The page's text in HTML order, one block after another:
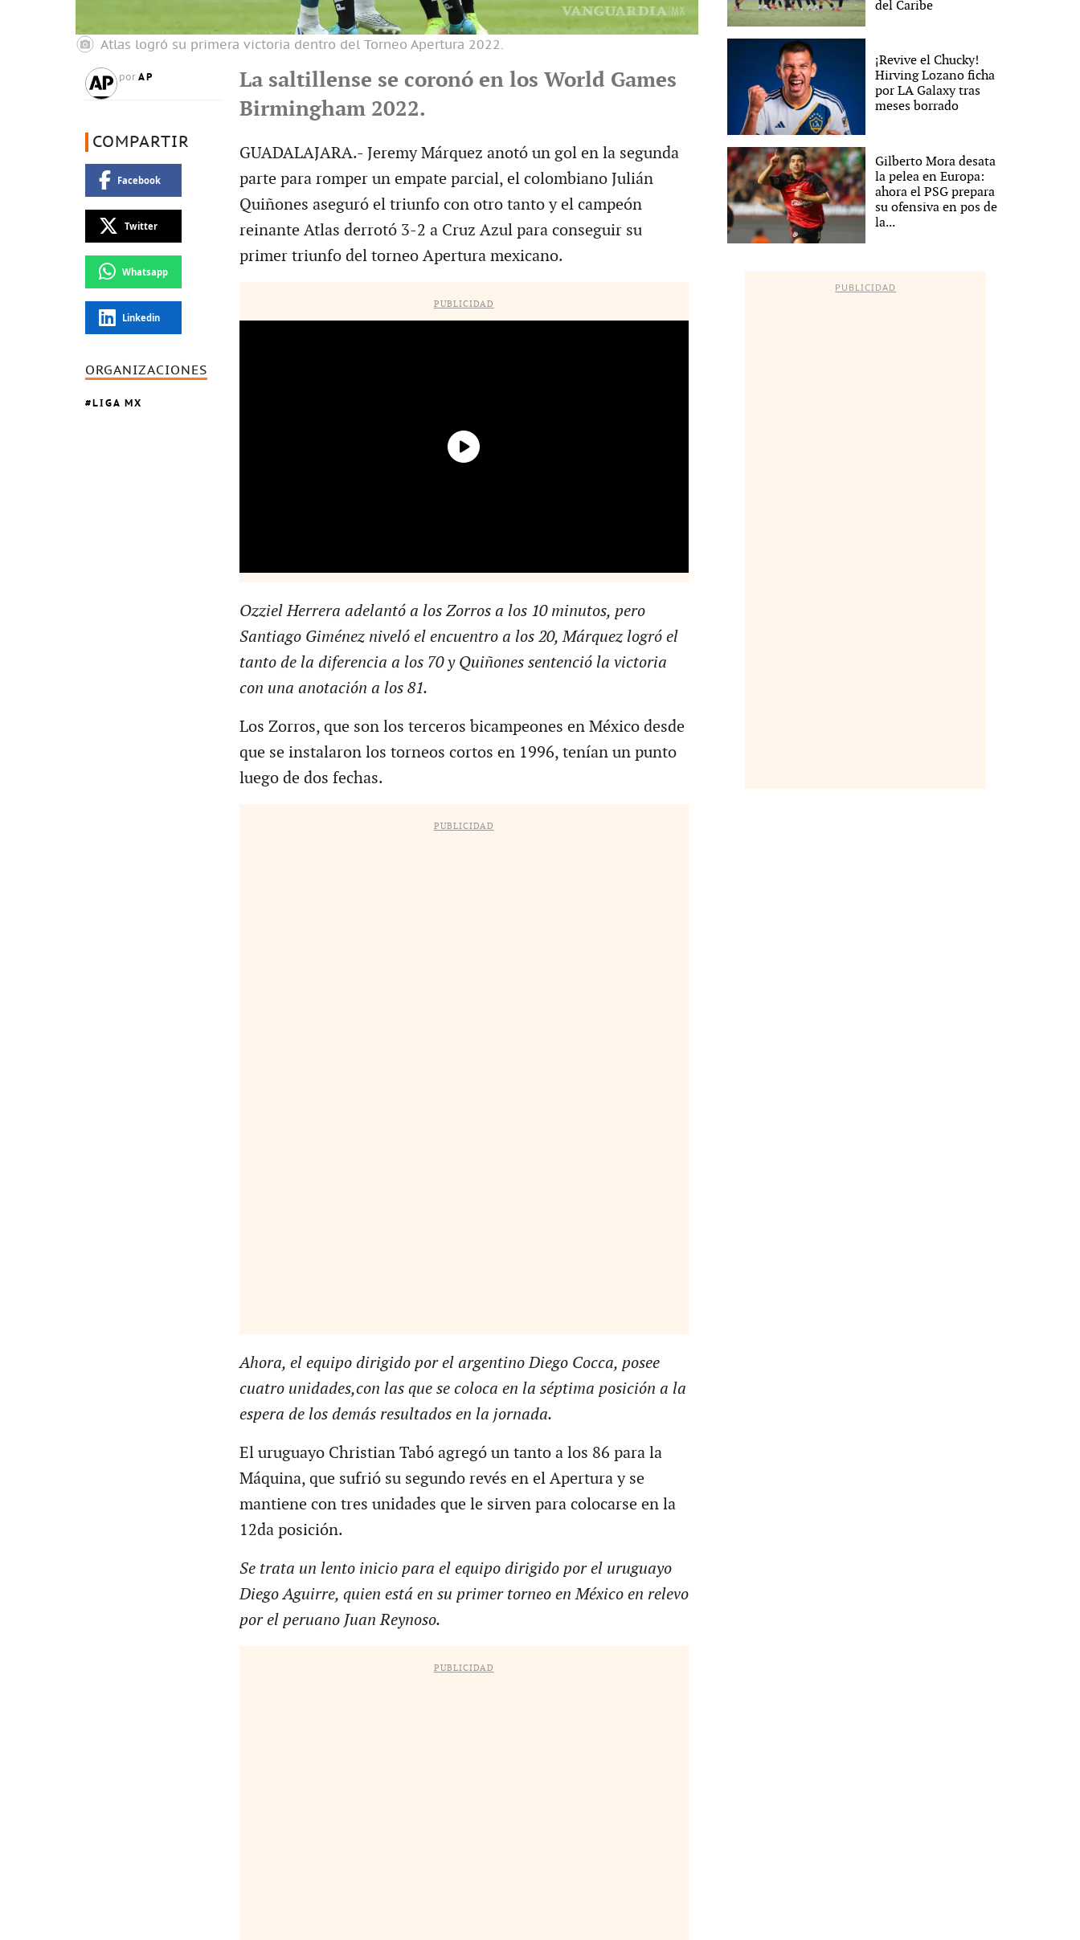
Atlas logró su primera victoria dentro del Torneo Apertura 2022.
por AP
COMPARTIR
Facebook
Twitter
Whatsapp
Linkedin
ORGANIZACIONES
LIGA MX
La saltillense se coronó en los World Games
Birmingham 2022.
GUADALAJARA.- Jeremy Márquez anotó un gol en la segunda
parte para romper un empate parcial, el colombiano Julián
Quiñones aseguró el triunfo con otro tanto y el campeón
reinante Atlas derrotó 3-2 a Cruz Azul para conseguir su
primer triunfo del torneo Apertura mexicano.
PUBLICIDAD
Ozziel Herrera adelantó a los Zorros a los 10 minutos, pero
Santiago Giménez niveló el encuentro a los 20, Márquez logró el
tanto de la diferencia a los 70 y Quiñones sentenció la victoria
con una anotación a los 81.
Los Zorros, que son los terceros bicampeones en México desde
que se instalaron los torneos cortos en 1996, tenían un punto
luego de dos fechas.
PUBLICIDAD
Ahora, el equipo dirigido por el argentino Diego Cocca, posee
cuatro unidades,con las que se coloca en la séptima posición a la
espera de los demás resultados en la jornada.
El uruguayo Christian Tabó agregó un tanto a los 86 para la
Máquina, que sufrió su segundo revés en el Apertura y se
mantiene con tres unidades que le sirven para colocarse en la
12da posición.
Se trata un lento inicio para el equipo dirigido por el uruguayo
Diego Aguirre, quien está en su primer torneo en México en relevo
por el peruano Juan Reynoso.
PUBLICIDAD
del Caribe
¡Revive el Chucky!
Hirving Lozano ficha
por LA Galaxy tras
meses borrado
Gilberto Mora desata
la pelea en Europa:
ahora el PSG prepara
su ofensiva en pos de
la...
PUBLICIDAD